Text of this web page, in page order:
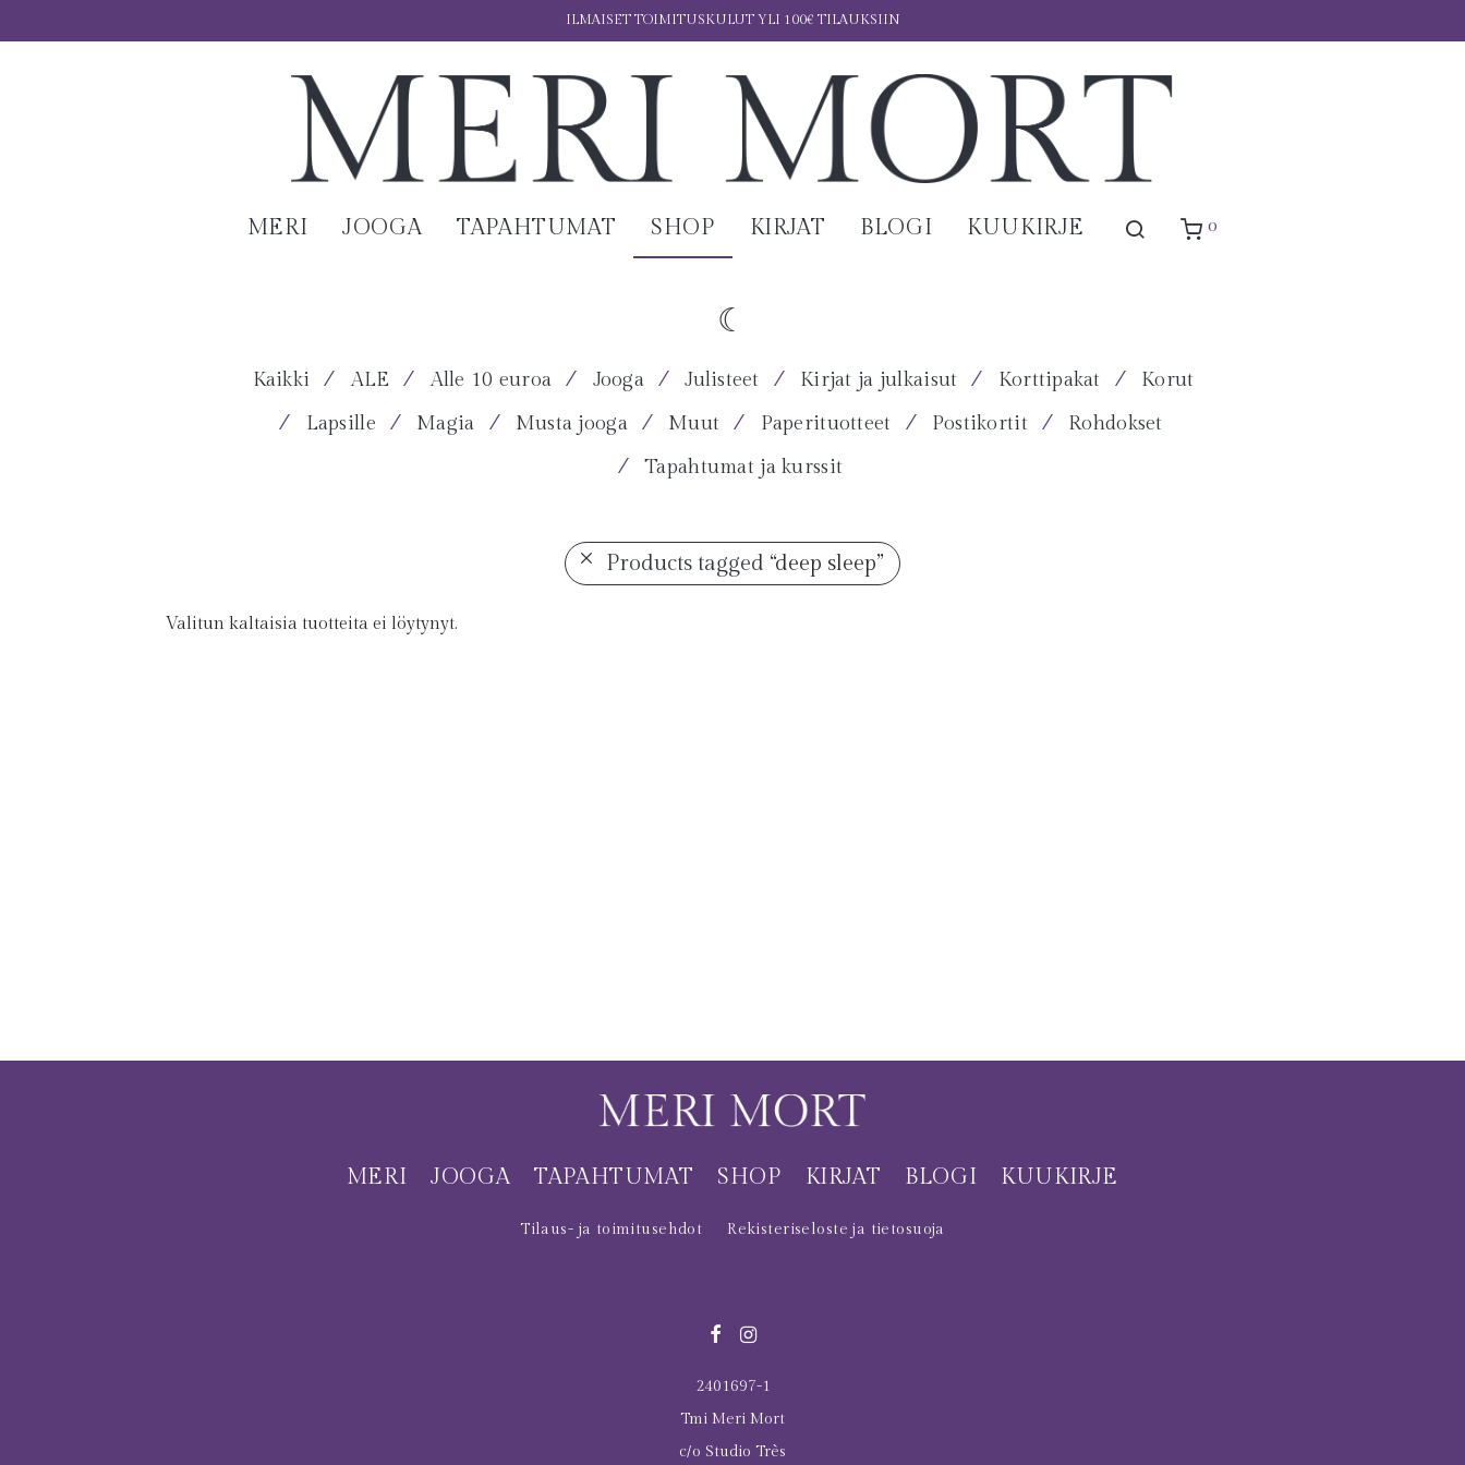
ILMAISET TOIMITUSKULUT YLI 100€ TILAUKSIIN
MERI JOOGA TAPAHTUMAT SHOP KIRJAT BLOGI KUUKIRJE 0
Kaikki ⁄ ALE ⁄ Alle 10 euroa ⁄ Jooga ⁄ Julisteet ⁄ Kirjat ja julkaisut ⁄ Korttipakat ⁄ Korut
⁄ Lapsille ⁄ Magia ⁄ Musta jooga ⁄ Muut ⁄ Paperituotteet ⁄ Postikortit ⁄ Rohdokset
⁄ Tapahtumat ja kurssit
Products tagged “deep sleep”
Valitun kaltaisia tuotteita ei löytynyt.
MERI JOOGA TAPAHTUMAT SHOP KIRJAT BLOGI KUUKIRJE
Tilaus- ja toimitusehdot Rekisteriseloste ja tietosuoja
2401697-1
Tmi Meri Mort
c/o Studio Très